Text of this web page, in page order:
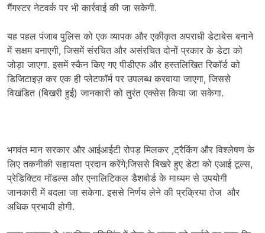
गैंगस्टर नेटवर्क पर भी कार्रवाई की जा सकेगी.
यह पहल पंजाब पुलिस को एक व्यापक और एकीकृत अपराधी डेटाबेस बनाने
में सक्षम बनाएगी, जिसमें संरचित और असंरचित दोनों प्रकार के डेटा को
जोड़ा जाएगा. इसमें स्कैन किए गए पीडीएफ और हस्तलिखित रिकॉर्ड को
डिजिटाइज़ कर एक ही प्लेटफॉर्म पर उपलब्ध करवाया जाएगा, जिससे
विखंडित (बिखरी हुई) जानकारी को तुरंत एक्सेस किया जा सकेगा.
भगवंत मान सरकार और आईआईटी रोपड़ मिलकर ,ट्रैकिंग और विश्लेषण के
लिए तकनीकी सहायता प्रदान करेंगे;जिससे बिखरे हुए डेटा को एआई टूल्स,
प्रेडिक्टिव मॉडल्स और एनालिटिकल डैशबोर्ड के माध्यम से उपयोगी
जानकारी में बदला जा सकेगा. इससे निर्णय लेने की प्रक्रिया तेज और
अधिक प्रभावी होगी.